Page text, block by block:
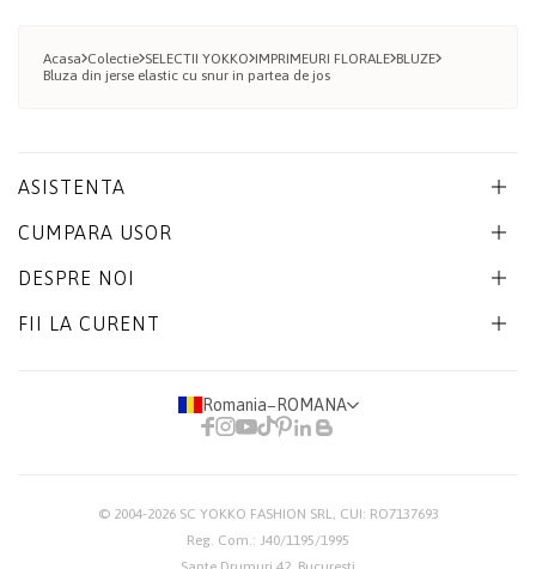
Acasa Colectie SELECTII YOKKO IMPRIMEURI FLORALE BLUZE
Bluza din jerse elastic cu snur in partea de jos
ASISTENTA
CUMPARA USOR
DESPRE NOI
FII LA CURENT
Romania− ROMANA
© 2004-2026 SC YOKKO FASHION SRL, CUI: RO7137693
Reg. Com.: J40/1195/1995